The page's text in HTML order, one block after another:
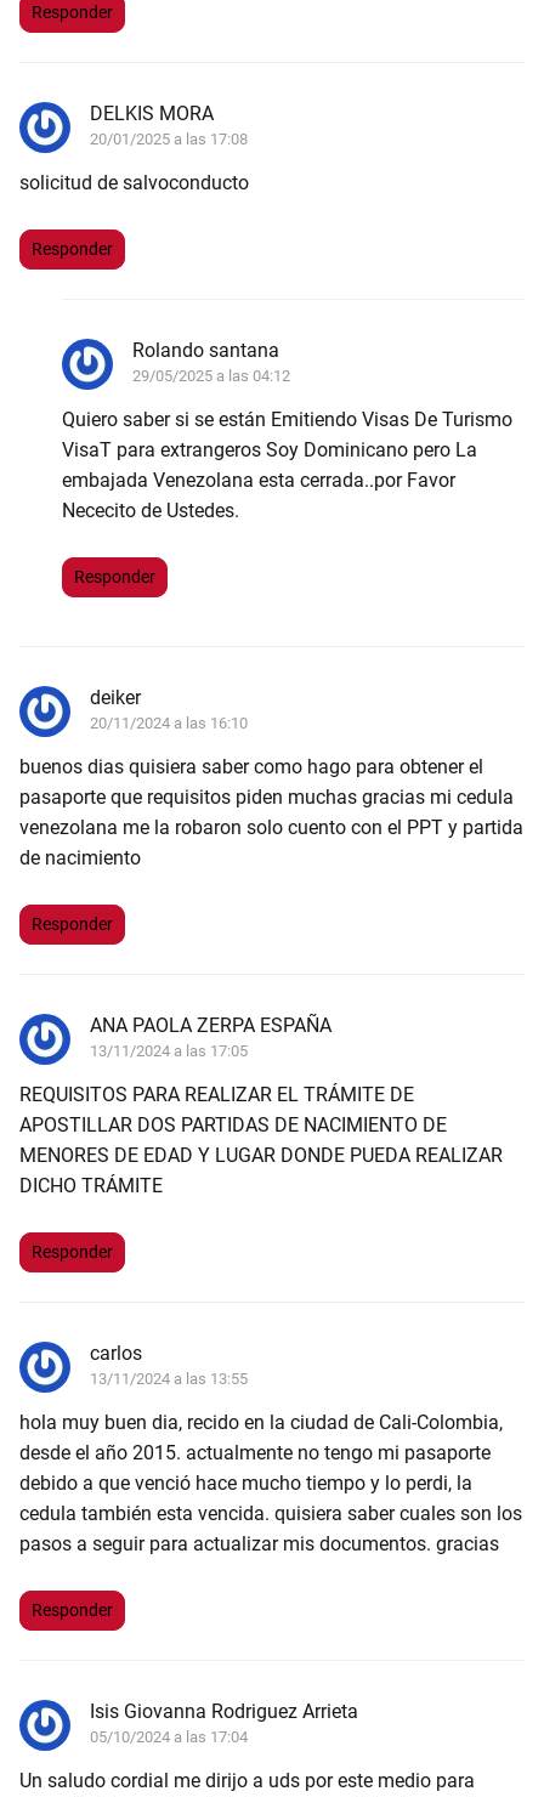
Responder
DELKIS MORA
20/01/2025 a las 17:08
solicitud de salvoconducto
Responder
Rolando santana
29/05/2025 a las 04:12
Quiero saber si se están Emitiendo Visas De Turismo
VisaT para extrangeros Soy Dominicano pero La
embajada Venezolana esta cerrada..por Favor
Nececito de Ustedes.
Responder
deiker
20/11/2024 a las 16:10
buenos dias quisiera saber como hago para obtener el
pasaporte que requisitos piden muchas gracias mi cedula
venezolana me la robaron solo cuento con el PPT y partida
de nacimiento
Responder
ANA PAOLA ZERPA ESPAÑA
13/11/2024 a las 17:05
REQUISITOS PARA REALIZAR EL TRÁMITE DE
APOSTILLAR DOS PARTIDAS DE NACIMIENTO DE
MENORES DE EDAD Y LUGAR DONDE PUEDA REALIZAR
DICHO TRÁMITE
Responder
carlos
13/11/2024 a las 13:55
hola muy buen dia, recido en la ciudad de Cali-Colombia,
desde el año 2015. actualmente no tengo mi pasaporte
debido a que venció hace mucho tiempo y lo perdi, la
cedula también esta vencida. quisiera saber cuales son los
pasos a seguir para actualizar mis documentos. gracias
Responder
Isis Giovanna Rodriguez Arrieta
05/10/2024 a las 17:04
Un saludo cordial me dirijo a uds por este medio para